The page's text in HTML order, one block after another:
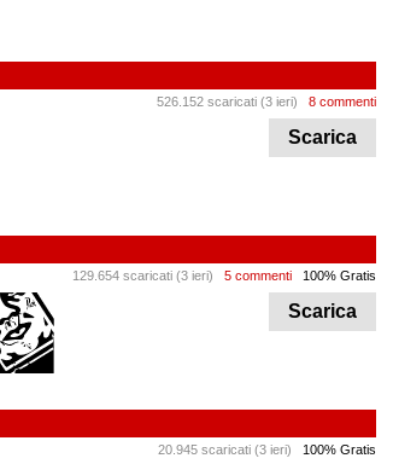
526.152 scaricati (3 ieri) 8 commenti
Scarica
129.654 scaricati (3 ieri) 5 commenti 100% Gratis
Scarica
20.945 scaricati (3 ieri) 100% Gratis